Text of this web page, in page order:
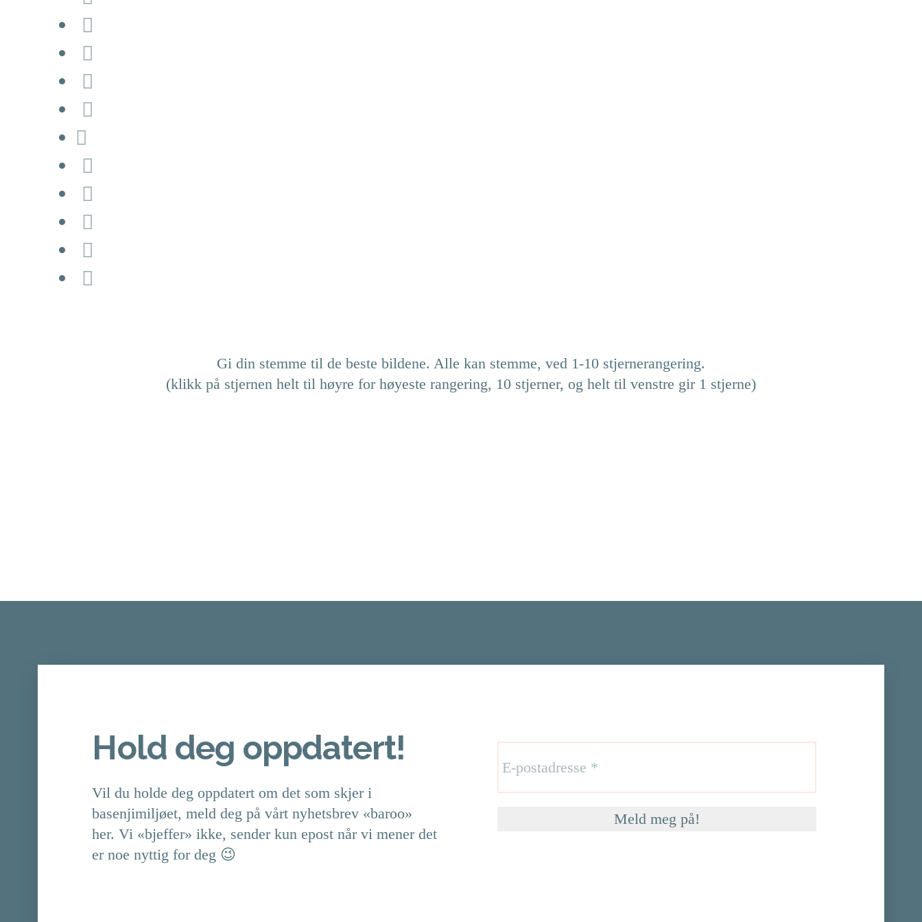
Gi din stemme til de beste bildene. Alle kan stemme, ved 1-10 stjernerangering.
(klikk på stjernen helt til høyre for høyeste rangering, 10 stjerner, og helt til venstre gir 1 stjerne)
Hold deg oppdatert!
Vil du holde deg oppdatert om det som skjer i
basenjimiljøet, meld deg på vårt nyhetsbrev «baroo»
her. Vi «bjeffer» ikke, sender kun epost når vi mener det
er noe nyttig for deg 😉